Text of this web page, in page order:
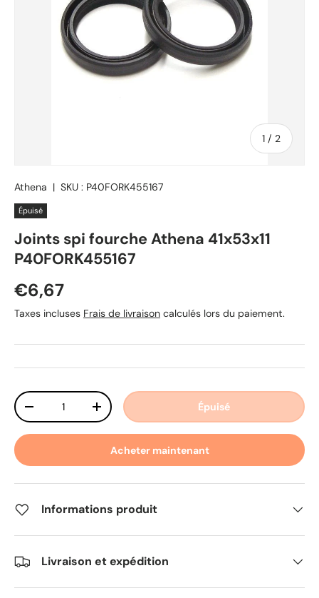
1 / de
2
Athena | SKU : P40FORK455167
Épuisé
Joints spi fourche Athena 41x53x11
P40FORK455167
Prix habituel
€6,67
Taxes incluses Frais de livraison calculés lors du paiement.
Qté
Diminuer la quantitéAugmenter la quantitéÉpuisé
Acheter maintenant
Informations produit
Livraison et expédition